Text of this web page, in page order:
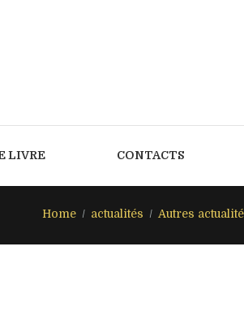
LIVRE CONTACTS
Home actualités Autres